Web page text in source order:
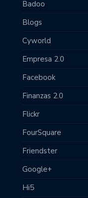
Badoo
Blogs
Cyworld
Empresa 2.0
Facebook
Finanzas 2.0
Flickr
FourSquare
Friendster
Google+
Hi5